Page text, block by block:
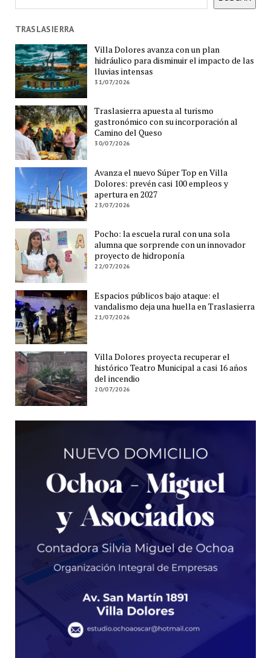
TRASLASIERRA
Villa Dolores avanza con un plan
hidráulico para disminuir el impacto de las
lluvias intensas
31/07/2026
Traslasierra apuesta al turismo
gastronómico con su incorporación al
Camino del Queso
30/07/2026
Avanza el nuevo Súper Top en Villa
Dolores: prevén casi 100 empleos y
apertura en 2027
23/07/2026
Pocho: la escuela rural con una sola
alumna que sorprende con un innovador
proyecto de hidroponía
22/07/2026
Espacios públicos bajo ataque: el
vandalismo deja una huella en Traslasierra
21/07/2026
Villa Dolores proyecta recuperar el
histórico Teatro Municipal a casi 16 años
del incendio
20/07/2026